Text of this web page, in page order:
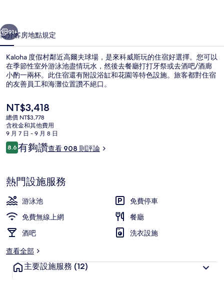
集
個 下一個
91+
簡介客房地點規定
Kaloha 度假村鄰近高爾夫球場，是來科威斯玩的住宿好選擇。您可以
在季節性室外游泳池盡情玩水，然後去餐廳打打牙祭或去酒吧/酒廊
小酌一兩杯。此住宿還有附設浴缸和花園等特色設施。旅客都對住宿
的友善員工和海灘位置讚不絕口。
目
前
的
價
格
是
NT$3,418
總價 NT$3,778
含稅金和其他費用
9 月 7 日 - 9 月 8 日
評
論
8.68.6 分，滿分 10 分，
有夠讚查看 908 則評論
熱門設施服務
游泳池
免費停車
免費無線上網
餐廳
酒吧
洗衣設施
查看全部
主要設施服務 (12)